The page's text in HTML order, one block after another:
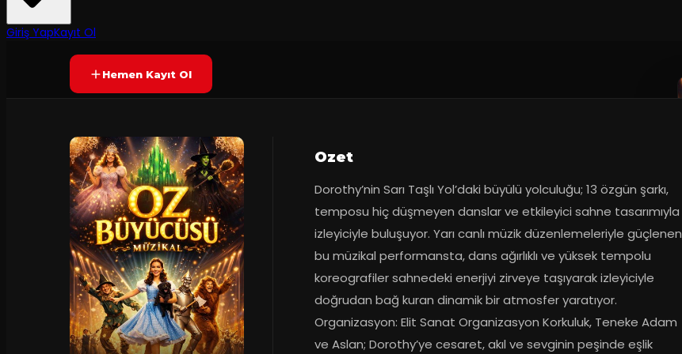
Giriş YapKayıt OlYAKINDA
Hemen Kayıt Ol
Ozet
Dorothy’nin Sarı Taşlı Yol’daki büyülü yolculuğu; 13 özgün şarkı,
temposu hiç düşmeyen danslar ve etkileyici sahne tasarımıyla
izleyiciyle buluşuyor. Yarı canlı müzik düzenlemeleriyle güçlenen
bu müzikal performansta, dans ağırlıklı ve yüksek tempolu
koreografiler sahnedeki enerjiyi zirveye taşıyarak izleyiciyle
doğrudan bağ kuran dinamik bir atmosfer yaratıyor.
Organizasyon: Elit Sanat Organizasyon Korkuluk, Teneke Adam
ve Aslan; Dorothy’ye cesaret, akıl ve sevginin peşinde eşlik